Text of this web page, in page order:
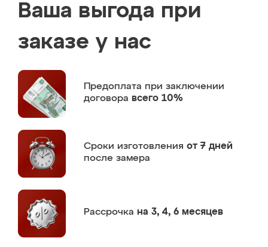
Ваша выгода при
заказе у нас
Предоплата при заключении
договора всего 10%
Сроки изготовления от 7 дней
после замера
Рассрочка на 3, 4, 6 месяцев